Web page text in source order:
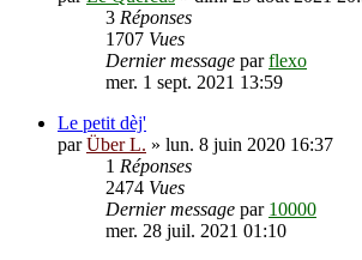
3 Réponses
1707 Vues
Dernier message parflexo
mer. 1 sept. 2021 13:59
Le petit dèj'
parÜber L. » lun. 8 juin 2020 16:37
1 Réponses
2474 Vues
Dernier message par 10000
mer. 28 juil. 2021 01:10